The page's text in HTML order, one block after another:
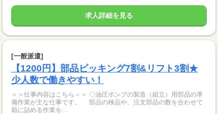
求人詳細を見る
[一般派遣]
【1200円】部品ピッキング7割&リフト3割★
少人数で働きやすい！
＞＞仕事内容はこちら＜＜ ◇油圧ポンプの製造（組立）用部品の準
備作業が主な仕事です。 部品の検品や、注文部品の数を合わせて
箱に詰める作業を...